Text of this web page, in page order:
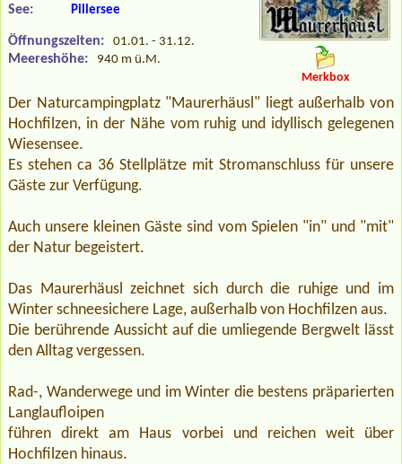
See: Pillersee
Öffnungszeiten: 01.01. - 31.12.
Meereshöhe:
940 m ü.M.
Merkbox
Der Naturcampingplatz "Maurerhäusl" liegt außerhalb von
Hochfilzen, in der Nähe vom ruhig und idyllisch gelegenen
Wiesensee.
Es stehen ca 36 Stellplätze mit Stromanschluss für unsere
Gäste zur Verfügung.
Auch unsere kleinen Gäste sind vom Spielen "in" und "mit"
der Natur begeistert.
Das Maurerhäusl zeichnet sich durch die ruhige und im
Winter schneesichere Lage, außerhalb von Hochfilzen aus.
Die berührende Aussicht auf die umliegende Bergwelt lässt
den Alltag vergessen.
Rad-, Wanderwege und im Winter die bestens präparierten
Langlaufloipen
führen direkt am Haus vorbei und reichen weit über
Hochfilzen hinaus.